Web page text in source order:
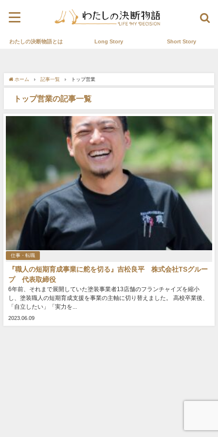
わたしの決断物語とは Long Story Short Story
ホーム 記事一覧 トップ営業
トップ営業の記事一覧
仕事・転職
『職人の短期育成事業に舵を切る』吉松良平 株式会社TSグルー
プ 代表取締役
6年前、それまで展開していた塗装事業者13店舗のフランチャイズを縮小
し、塗装職人の短期育成支援を事業の主軸に切り替えました。 高校卒業後、
「自立したい」「実力を...
2023.06.09